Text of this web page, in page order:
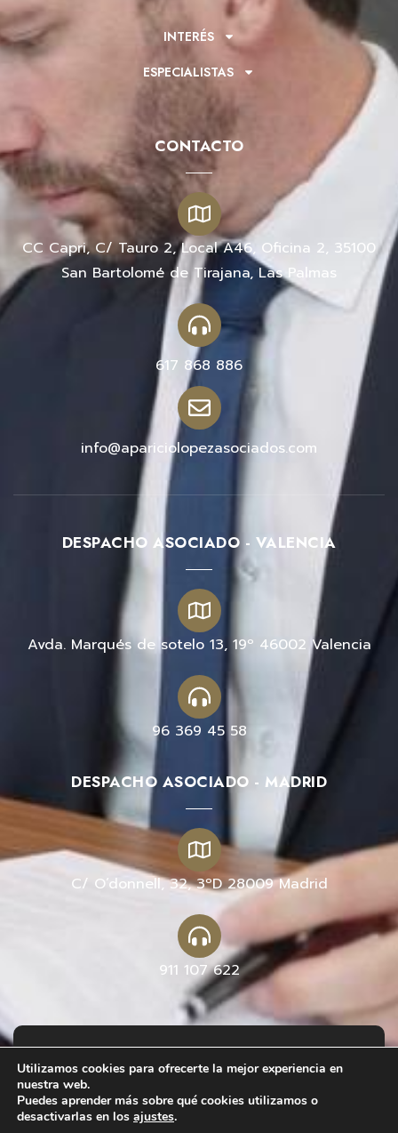
INTERÉS
ESPECIALISTAS
CONTACTO
CC Capri, C/ Tauro 2, Local A46, Oficina 2, 35100
San Bartolomé de Tirajana, Las Palmas
617 868 886
info@apariciolopezasociados.com
DESPACHO ASOCIADO - VALENCIA
Avda. Marqués de sotelo 13, 19º 46002 Valencia
96 369 45 58
DESPACHO ASOCIADO - MADRID
C/ O’donnell, 32, 3ºD 28009 Madrid
911 107 622
Estrategia y defensa legal corporativa |Aviso
Legal–Política de Cookies–Política de
Privacidad
Utilizamos cookies para ofrecerte la mejor experiencia en
nuestra web.
Puedes aprender más sobre qué cookies utilizamos o
desactivarlas en los ajustes.